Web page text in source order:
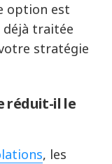
option est
traitée
stratégie
réduit-il le
, les